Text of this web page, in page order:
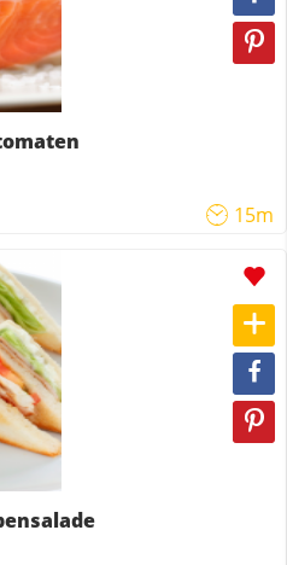
15m